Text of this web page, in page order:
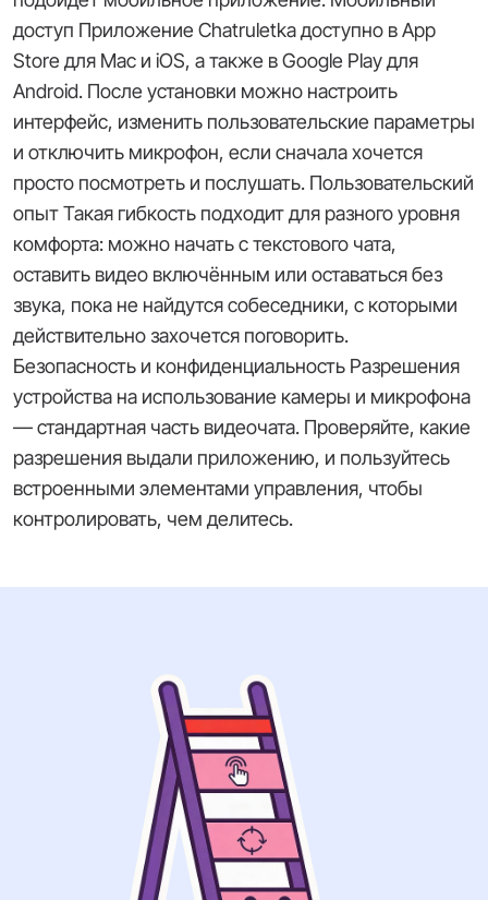
доступ Приложение Chatruletka доступно в App
Store для Mac и iOS, а также в Google Play для
Android. После установки можно настроить
интерфейс, изменить пользовательские параметры
и отключить микрофон, если сначала хочется
просто посмотреть и послушать. Пользовательский
опыт Такая гибкость подходит для разного уровня
комфорта: можно начать с текстового чата,
оставить видео включённым или оставаться без
звука, пока не найдутся собеседники, с которыми
действительно захочется поговорить.
Безопасность и конфиденциальность Разрешения
устройства на использование камеры и микрофона
— стандартная часть видеочата. Проверяйте, какие
разрешения выдали приложению, и пользуйтесь
встроенными элементами управления, чтобы
контролировать, чем делитесь.